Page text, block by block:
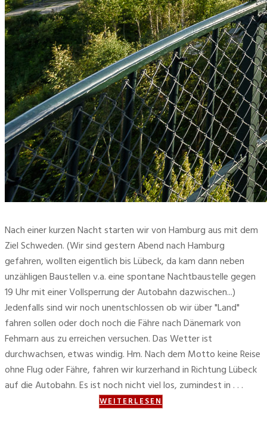
Nach einer kurzen Nacht starten wir von Hamburg aus mit dem
Ziel Schweden. (Wir sind gestern Abend nach Hamburg
gefahren, wollten eigentlich bis Lübeck, da kam dann neben
unzähligen Baustellen v.a. eine spontane Nachtbaustelle gegen
19 Uhr mit einer Vollsperrung der Autobahn dazwischen...)
Jedenfalls sind wir noch unentschlossen ob wir über "Land"
fahren sollen oder doch noch die Fähre nach Dänemark von
Fehmarn aus zu erreichen versuchen. Das Wetter ist
durchwachsen, etwas windig. Hm. Nach dem Motto keine Reise
ohne Flug oder Fähre, fahren wir kurzerhand in Richtung Lübeck
auf die Autobahn. Es ist noch nicht viel los, zumindest in . . .
WEITERLESEN